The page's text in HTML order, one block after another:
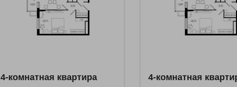
4-комнатная квартира 4-комнатная